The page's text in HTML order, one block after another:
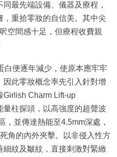
最先端設備、儀器及療程，
重拾零妝的自信美。其中尖
空間感十足，但療程收費親
白便逐年減少，使原本應牢牢
此零妝概念率先引入針對增
Girlish Charm Lift-up
柱探頭，以高強度的超聲波
，並傳達熱能至4.5mm深處，
角的內外夾擊。以非侵入性方
紋及皺紋，直接刺激對緊緻